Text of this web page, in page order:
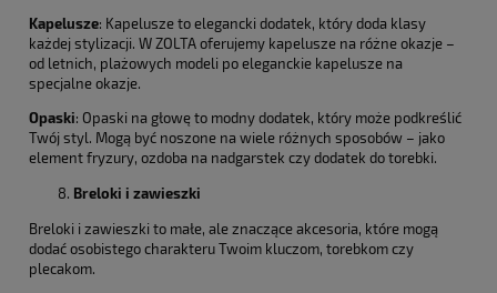
Kapelusze: Kapelusze to elegancki dodatek, który doda klasy
każdej stylizacji. W ZOLTA oferujemy kapelusze na różne okazje –
od letnich, plażowych modeli po eleganckie kapelusze na
specjalne okazje.
Opaski: Opaski na głowę to modny dodatek, który może podkreślić
Twój styl. Mogą być noszone na wiele różnych sposobów – jako
element fryzury, ozdoba na nadgarstek czy dodatek do torebki.
Breloki i zawieszki
Breloki i zawieszki to małe, ale znaczące akcesoria, które mogą
dodać osobistego charakteru Twoim kluczom, torebkom czy
plecakom.